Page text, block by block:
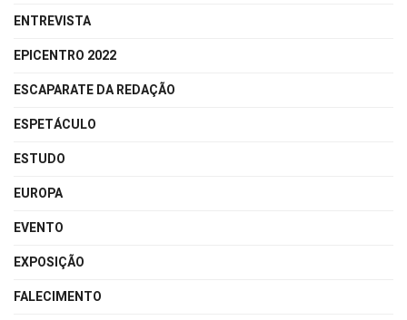
ENTREVISTA
EPICENTRO 2022
ESCAPARATE DA REDAÇÃO
ESPETÁCULO
ESTUDO
EUROPA
EVENTO
EXPOSIÇÃO
FALECIMENTO